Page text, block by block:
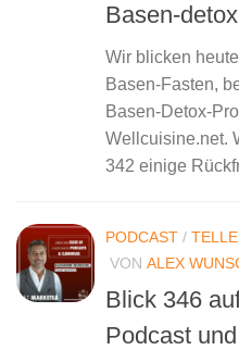
Basen-
Wir blicken
Basen-Fasten,
Basen-Detox-
Wellcuisine.net.
342 einige
PODCAST /
VON ALEX
Blick 346
Podcast